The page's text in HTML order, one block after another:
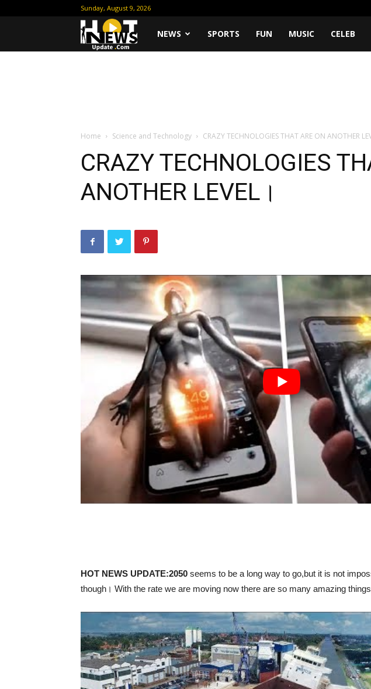
Sunday, August 9, 2026
HotNEWS SPORTS FUN MUSIC CELEB
Home Science and Technology CRAZY TECHNOLOGIES THAT ARE ON ANOTHER
CRAZY TECHNOLOGIES
ANOTHER LEVEL।
HOT NEWS UPDATE:2050 seems to be a long way to go,but it is not
though। With the rate we are moving now there are so many amazing